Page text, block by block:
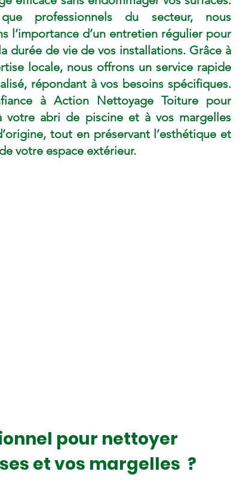
professionnels du secteur, nous
l’importance d’un entretien régulier pour
durée de vie de vos installations. Grâce à
locale, nous offrons un service rapide
répondant à vos besoins spécifiques.
à Action Nettoyage Toiture pour
votre abri de piscine et à vos margelles
tout en préservant l’esthétique et
votre espace extérieur.
pour nettoyer
et vos margelles ?